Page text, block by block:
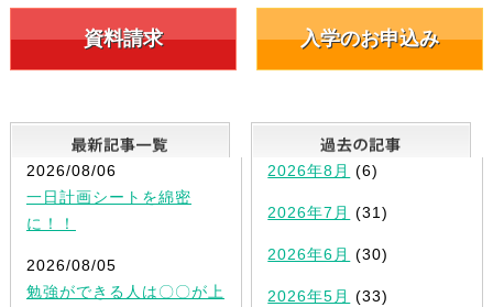
資料請求 入学のお申込み
最新記事一覧
2026/08/06
一日計画シートを綿密
に！！
2026/08/05
勉強ができる人は〇〇が上
2026年8月 (6)
2026年7月 (31)
2026年6月 (30)
2026年5月 (33)